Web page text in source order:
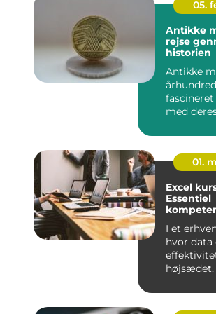
05.
Antikke
rejse
historien
Antikke
med
01.
Excel
Essentiel
I et
hvor data
højsædet,
for